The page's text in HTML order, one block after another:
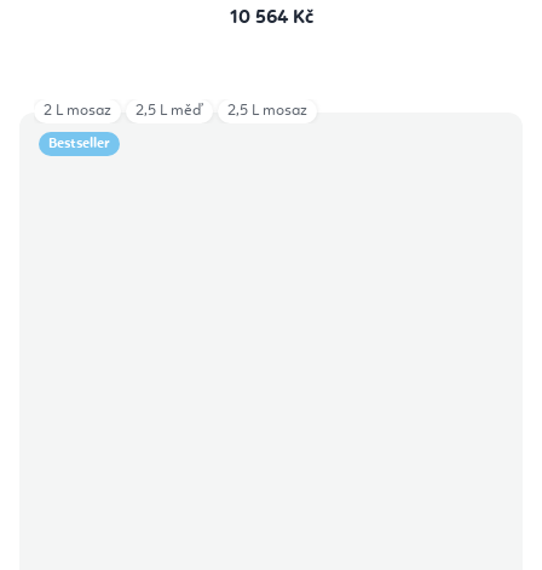
10 564 Kč
Bestseller
2 L mosaz 2,5 L měď 2,5 L mosaz